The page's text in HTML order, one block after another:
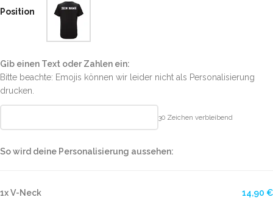
Position
Gib einen Text oder Zahlen ein:
Bitte beachte: Emojis können wir leider nicht als Personalisierung
drucken.
30 Zeichen verbleibend
So wird deine Personalisierung aussehen:
1x V-Neck 14,90 €